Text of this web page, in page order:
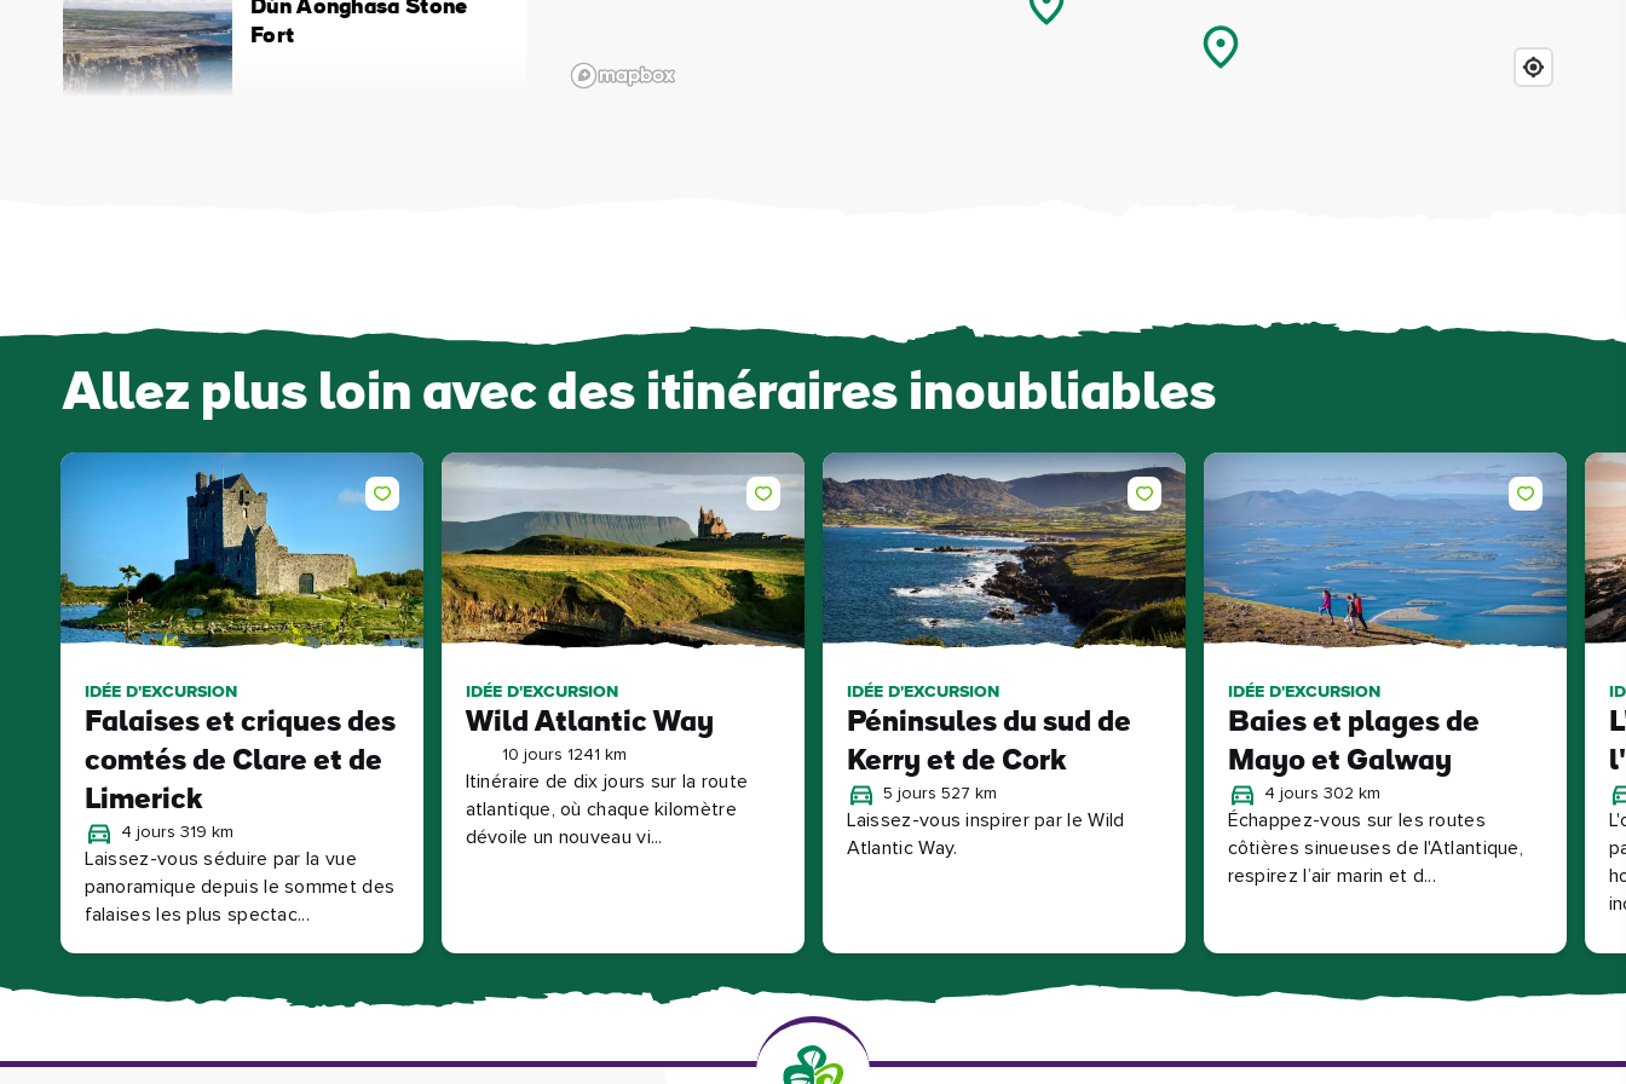
Dún Aonghasa Stone
Fort
Allez plus loin avec des itinéraires inoubliables
IDÉE D'EXCURSION
Falaises et criques des
comtés de Clare et de
Limerick
4 jours 319 km
Laissez-vous séduire par la vue
panoramique depuis le sommet des
falaises les plus spectac...
IDÉE D'EXCURSION
Wild Atlantic Way
10 jours 1241 km
Itinéraire de dix jours sur la route
atlantique, où chaque kilomètre
dévoile un nouveau vi...
IDÉE D'EXCURSION
Péninsules du sud de
Kerry et de Cork
5 jours 527 km
Laissez-vous inspirer par le Wild
Atlantic Way.
IDÉE D'EXCURSION
Baies et plages de
Mayo et Galway
4 jours 302 km
Échappez-vous sur les routes
côtières sinueuses de l'Atlantique,
respirez l’air marin et d...